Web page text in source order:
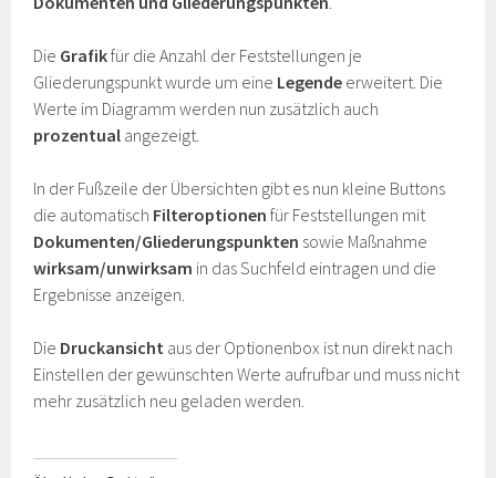
Die Grafikfür die Anzahl der Feststellungen je
Gliederungspunkt wurde um eine Legende erweitert. Die
Werte im Diagramm werden nun zusätzlich auch
prozentual angezeigt.
In der Fußzeile der Übersichten gibt es nun kleine Buttons
die automatisch Filteroptionen für Feststellungen mit
Dokumenten/Gliederungspunkten sowie Maßnahme
wirksam/unwirksam in das Suchfeld eintragen und die
Ergebnisse anzeigen.
Die Druckansicht aus der Optionenbox ist nun direkt nach
Einstellen der gewünschten Werte aufrufbar und muss nicht
mehr zusätzlich neu geladen werden.